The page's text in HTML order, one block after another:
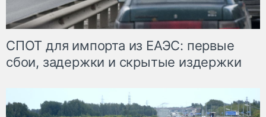
СПОТ для импорта из ЕАЭС: первые
сбои, задержки и скрытые издержки